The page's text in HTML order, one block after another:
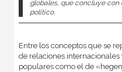
globales, que concluye
político.
Entre los conceptos que se
de relaciones
populares como el de